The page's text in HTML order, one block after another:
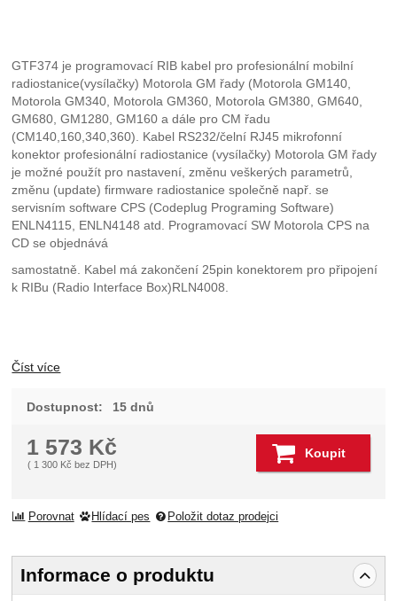
GTF374 je programovací RIB kabel pro profesionální mobilní
radiostanice(vysílačky) Motorola GM řady (Motorola GM140,
Motorola GM340, Motorola GM360, Motorola GM380, GM640,
GM680, GM1280, GM160 a dále pro CM řadu
(CM140,160,340,360). Kabel RS232/čelní RJ45 mikrofonní
konektor profesionální radiostanice (vysílačky) Motorola GM řady
je možné použít pro nastavení, změnu veškerých parametrů,
změnu (update) firmware radiostanice společně např. se
servisním software CPS (Codeplug Programing Software)
ENLN4115, ENLN4148 atd. Programovací SW Motorola CPS na
CD se objednává
samostatně. Kabel má zakončení 25pin konektorem pro připojení
k RIBu (Radio Interface Box)RLN4008.
Číst více
Dostupnost: 15 dnů
1 573 Kč
(1 300 Kč bez DPH)
Koupit
Porovnat Hlídací pes Položit dotaz prodejci
Informace o produktu